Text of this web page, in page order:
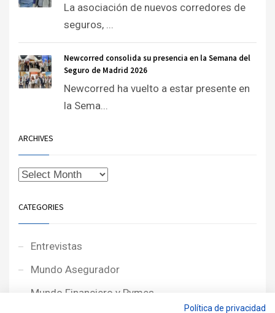
La asociación de nuevos corredores de
seguros, ...
Newcorred consolida su presencia en la Semana del
Seguro de Madrid 2026
Newcorred ha vuelto a estar presente en
la Sema...
ARCHIVES
CATEGORIES
Entrevistas
Mundo Asegurador
Mundo Financiero y Pymes
Política de privacidad